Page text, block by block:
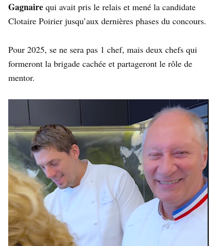
Gagnaire qui avait pris le relais et mené la candidate
Clotaire Poirier jusqu’aux dernières phases du concours.
Pour 2025, se ne sera pas 1 chef, mais deux chefs qui
formeront la brigade cachée et partageront le rôle de
mentor.